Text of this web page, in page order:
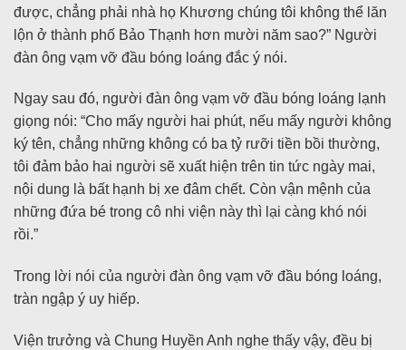
được, chẳng phải nhà họ Khương chúng tôi không thể lăn
lộn ở thành phố Bảo Thạnh hơn mười năm sao?” Người
đàn ông vạm vỡ đầu bóng loáng đắc ý nói.
Ngay sau đó, người đàn ông vạm vỡ đầu bóng loáng lạnh
giọng nói: “Cho mấy người hai phút, nếu mấy người không
ký tên, chẳng những không có ba tỷ rưỡi tiền bồi thường,
tôi đảm bảo hai người sẽ xuất hiện trên tin tức ngày mai,
nội dung là bất hạnh bị xe đâm chết. Còn vận mệnh của
những đứa bé trong cô nhi viện này thì lại càng khó nói
rồi.”
Trong lời nói của người đàn ông vạm vỡ đầu bóng loáng,
tràn ngập ý uy hiếp.
Viện trưởng và Chung Huyền Anh nghe thấy vậy, đều bị